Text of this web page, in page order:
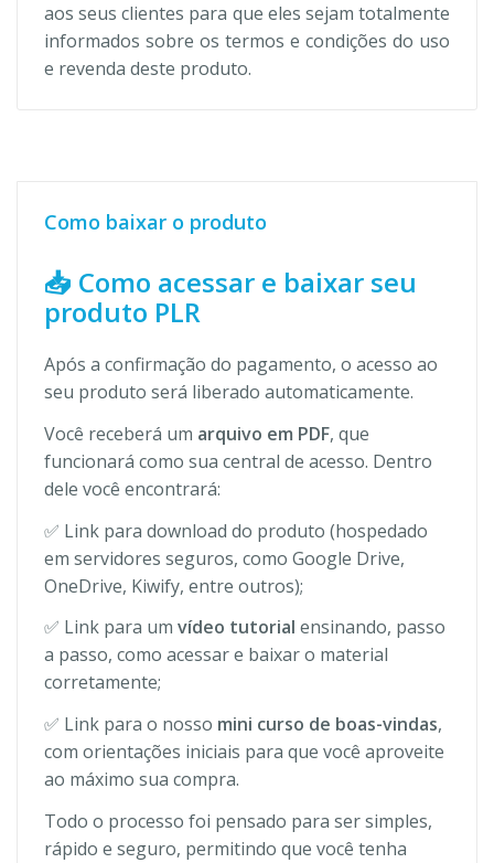
aos seus clientes para que eles sejam totalmente
informados sobre os termos e condições do uso
e revenda deste produto.
Como baixar o produto
📥 Como acessar e baixar seu
produto PLR
Após a confirmação do pagamento, o acesso ao
seu produto será liberado automaticamente.
Você receberá um arquivo em PDF, que
funcionará como sua central de acesso. Dentro
dele você encontrará:
✅ Link para download do produto (hospedado
em servidores seguros, como Google Drive,
OneDrive, Kiwify, entre outros);
✅ Link para um vídeo tutorial ensinando, passo
a passo, como acessar e baixar o material
corretamente;
✅ Link para o nosso mini curso de boas-vindas,
com orientações iniciais para que você aproveite
ao máximo sua compra.
Todo o processo foi pensado para ser simples,
rápido e seguro, permitindo que você tenha